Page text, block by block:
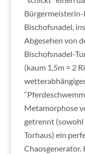
Bischofsnadel,
Abgesehen von
Bischofsnadel-
(kaum 1,5m = 2
Metamorphose
getrennt (sowohl
Torhaus) ein